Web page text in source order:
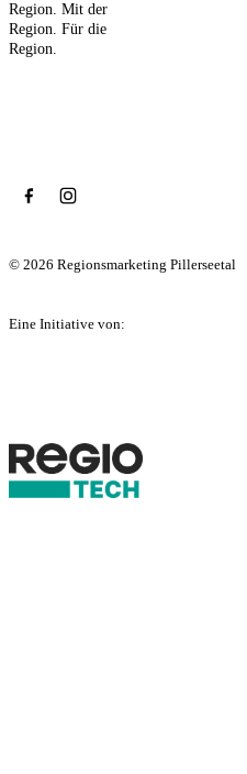
Region. Mit der
Region. Für die
Region.
© 2026 Regionsmarketing Pillerseetal
Eine Initiative von: